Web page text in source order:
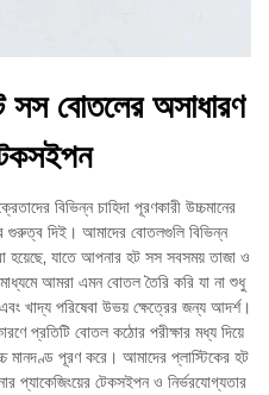
সস বোতলের অসাধারণ
বিভিন্ন চাহিদা পূরণকারী উচ্চমানের
গুরুত্ব দিই। আমাদের বোতলগুলি বিভিন্ন
হয়েছে, যাতে আপনার হট সস সবসময় তাজা ও
আমরা এমন বোতল তৈরি করি যা না শুধু
খাদ্য পরিষেবা উভয় ক্ষেত্রের জন্য আদর্শ।
প্রতিটি বোতল কঠোর পরীক্ষার মধ্য দিয়ে
মানদণ্ড পূরণ করে। আমাদের প্লাস্টিকের হট
প্যাকেজিংয়ের টেকসইপন ও নির্ভরযোগ্যতার